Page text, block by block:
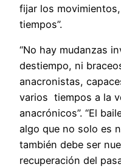
fijar los
tiempos”.
“No hay mudanzas
destiempo, ni
anacronistas,
varios tiempos a la
anacrónicos”. “El
algo que no solo es
también debe ser
recuperación del